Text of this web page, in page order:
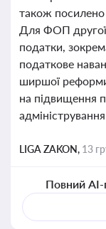
також
Для ФОП другої
податки,
податкове
ширшої
на підвищення
LIGA ZAKON, 13
Повний AI-